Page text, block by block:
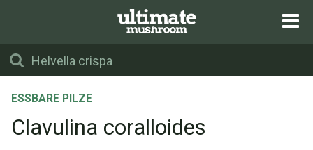
ESSBARE PILZE
Clavulina coralloides